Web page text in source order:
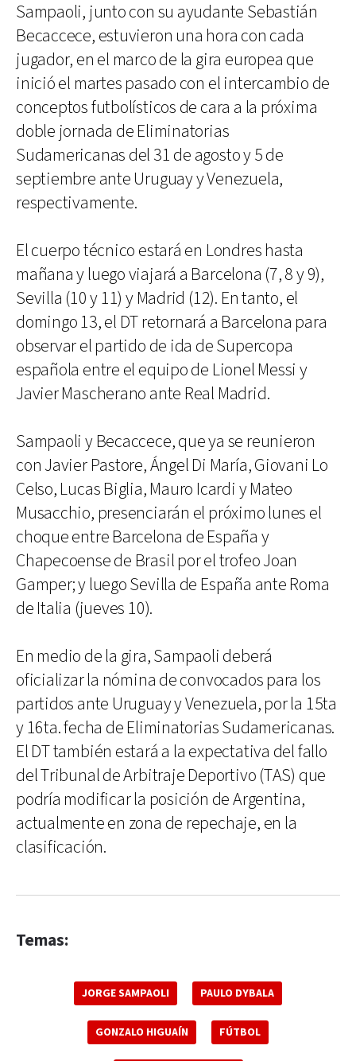
Sampaoli, junto con su ayudante Sebastián
Becaccece, estuvieron una hora con cada
jugador, en el marco de la gira europea que
inició el martes pasado con el intercambio de
conceptos futbolísticos de cara a la próxima
doble jornada de Eliminatorias
Sudamericanas del 31 de agosto y 5 de
septiembre ante Uruguay y Venezuela,
respectivamente.
El cuerpo técnico estará en Londres hasta
mañana y luego viajará a Barcelona (7, 8 y 9),
Sevilla (10 y 11) y Madrid (12). En tanto, el
domingo 13, el DT retornará a Barcelona para
observar el partido de ida de Supercopa
española entre el equipo de Lionel Messi y
Javier Mascherano ante Real Madrid.
Sampaoli y Becaccece, que ya se reunieron
con Javier Pastore, Ángel Di María, Giovani Lo
Celso, Lucas Biglia, Mauro Icardi y Mateo
Musacchio, presenciarán el próximo lunes el
choque entre Barcelona de España y
Chapecoense de Brasil por el trofeo Joan
Gamper; y luego Sevilla de España ante Roma
de Italia (jueves 10).
En medio de la gira, Sampaoli deberá
oficializar la nómina de convocados para los
partidos ante Uruguay y Venezuela, por la 15ta
y 16ta. fecha de Eliminatorias Sudamericanas.
El DT también estará a la expectativa del fallo
del Tribunal de Arbitraje Deportivo (TAS) que
podría modificar la posición de Argentina,
actualmente en zona de repechaje, en la
clasificación.
Temas:
JORGE SAMPAOLI PAULO DYBALA
GONZALO HIGUAÍN FÚTBOL